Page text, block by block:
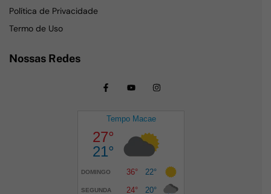
Política de Privacidade
Termo de Uso
Nossas Redes